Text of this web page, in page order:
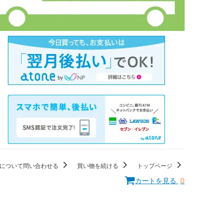
ついて問い合わせる 買い物を続ける トップページ
カートを見る 0